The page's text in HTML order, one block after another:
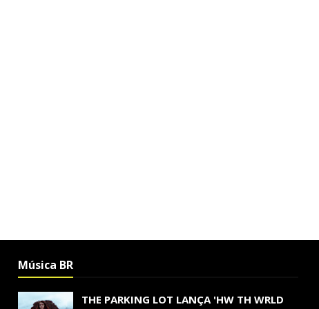
Música BR
THE PARKING LOT LANÇA 'HW TH WRLD